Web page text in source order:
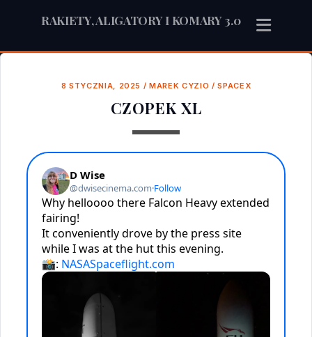
RAKIETY, ALIGATORY I KOMARY 3.0
8 STYCZNIA, 2025 /MAREK CYZIO /SPACEX
CZOPEK XL